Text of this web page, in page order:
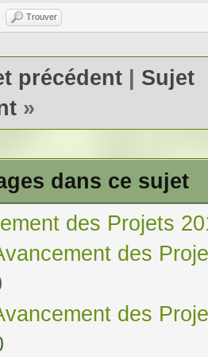
Trouver
précédent | Sujet
»
dans ce sujet
des Projets
des
des